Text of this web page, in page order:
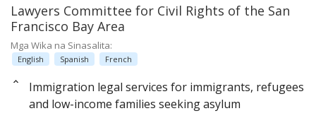
Lawyers Committee for Civil Rights of the San
Francisco Bay Area
Mga Wika na Sinasalita:
English Spanish French
Immigration legal services for immigrants, refugees
and low-income families seeking asylum